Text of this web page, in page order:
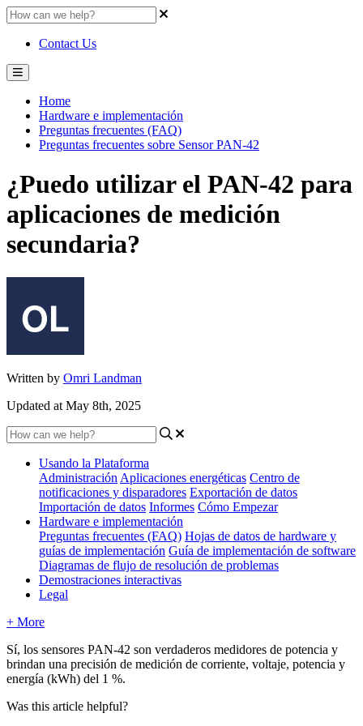
Contact Us
Home
Hardware e implementación
Preguntas frecuentes (FAQ)
Preguntas frecuentes sobre Sensor PAN-42
¿Puedo utilizar el PAN-42 para
aplicaciones de medición
secundaria?
Written by Omri Landman
Updated at May 8th, 2025
Usando la Plataforma
Administración Aplicaciones energéticas Centro de
notificaciones y disparadores Exportación de datos
Importación de datos Informes Cómo Empezar
Hardware e implementación
Preguntas frecuentes (FAQ) Hojas de datos de hardware y
guías de implementación Guía de implementación de software
Diagramas de flujo de resolución de problemas
Demostraciones interactivas
Legal
+ More
Sí, los sensores PAN-42 son verdaderos medidores de potencia y
brindan una precisión de medición de corriente, voltaje, potencia y
energía (kWh) del 1 %.
Was this article helpful?